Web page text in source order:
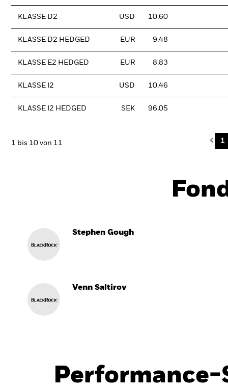
KLASSE D2 USD 10,60
KLASSE D2 HEDGED EUR 9,48
KLASSE E2 HEDGED EUR 8,83
KLASSE I2 USD 10,46
KLASSE I2 HEDGED SEK 96,05
1 bis 10 von 11 1
Stephen Gough
Venn Saltirov
Performance-